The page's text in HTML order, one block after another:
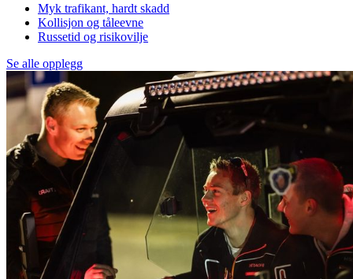
Myk trafikant, hardt skadd
Kollisjon og tåleevne
Russetid og risikovilje
Se alle opplegg